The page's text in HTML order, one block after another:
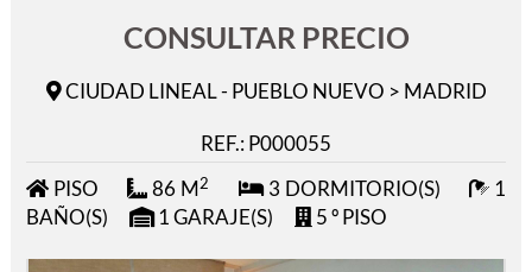
CONSULTAR PRECIO
CIUDAD LINEAL - PUEBLO NUEVO > MADRID
REF.: P000055
PISO
86 M2 3 DORMITORIO(S)
1
BAÑO(S)
1 GARAJE(S) 5 º PISO